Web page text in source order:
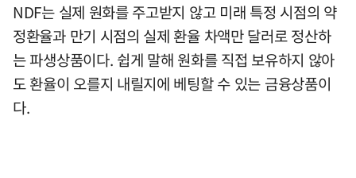
NDF는 실제 원화를 주고받지 않고 미래 특정 시점의 약
정환율과 만기 시점의 실제 환율 차액만 달러로 정산하
는 파생상품이다. 쉽게 말해 원화를 직접 보유하지 않아
도 환율이 오를지 내릴지에 베팅할 수 있는 금융상품이
다.